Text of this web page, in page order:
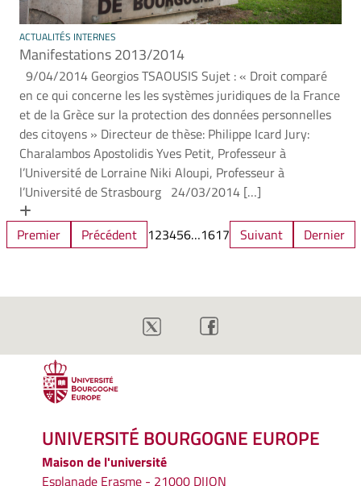
ACTUALITÉS INTERNES
Manifestations 2013/2014
9/04/2014 Georgios TSAOUSIS Sujet : « Droit comparé
en ce qui concerne les les systèmes juridiques de la France
et de la Grèce sur la protection des données personnelles
des citoyens » Directeur de thèse: Philippe Icard Jury:
Charalambos Apostolidis Yves Petit, Professeur à
l’Université de Lorraine Niki Aloupi, Professeur à
l’Université de Strasbourg 24/03/2014 […]
Premier
Précédent 123456…1617 Suivant Dernier
UNIVERSITÉ BOURGOGNE EUROPE
Maison de l'université
Esplanade Erasme - 21000 DIJON